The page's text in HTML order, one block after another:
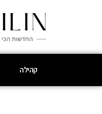
קהילה